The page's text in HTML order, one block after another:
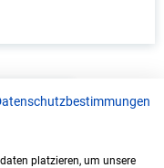
platzieren, um unsere